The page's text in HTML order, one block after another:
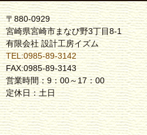
〒880-0929
宮崎県宮崎市まなび野3丁目8-1
有限会社 設計工房イズム
TEL:0985-89-3142
FAX:0985-89-3143
営業時間：9：00～17：00
定休日：土日